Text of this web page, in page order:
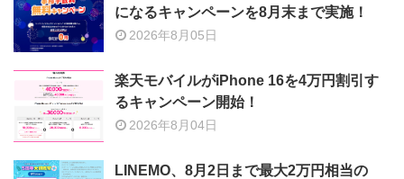
になるキャンペーンを8月末まで実施！
2026年8月05日
楽天モバイルがiPhone 16を4万円割引す
るキャンペーン開始！
2026年8月04日
LINEMO、8月2日まで最大2万円相当の